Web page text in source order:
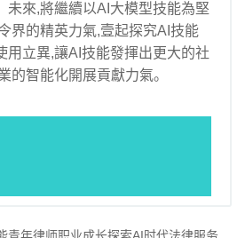
未來,將繼續以AI大模型技能為堅
界的精英力氣,壹起探究AI技能
用立異,讓AI技能發揮出更大的社
的智能化開展貢獻力氣。